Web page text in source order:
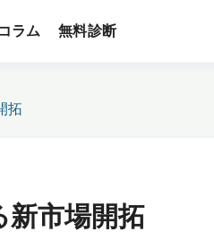
コラム 無料診断
拓
新市場開拓